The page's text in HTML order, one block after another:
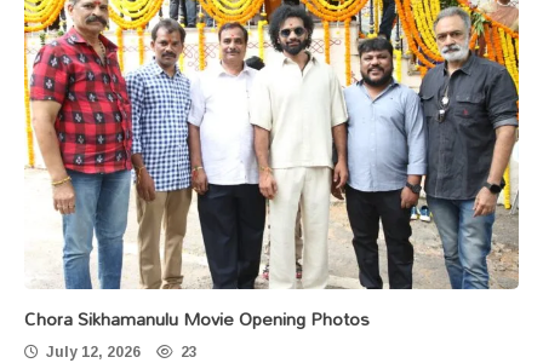
Chora Sikhamanulu Movie Opening Photos
July 12, 2026 23